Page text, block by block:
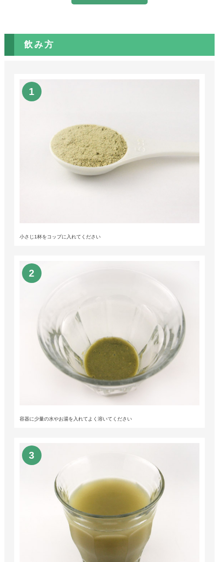
飲み方
小さじ1杯をコップに入れてください
容器に少量の水やお湯を入れてよく溶いてください